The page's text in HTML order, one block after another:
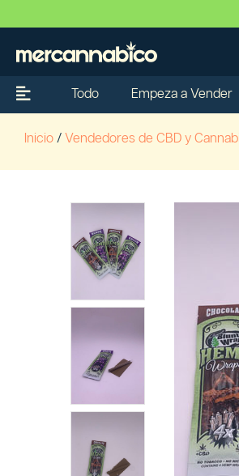
Todo Empeza a Vender
Inicio / Vendedores de CBD y